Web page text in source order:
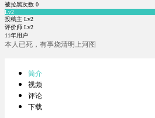
被拉黑次数 0
Lv2
投稿主 Lv2
评价师 Lv2
11年用户
本人已死，有事烧清明上河图
简介
视频
评论
下载